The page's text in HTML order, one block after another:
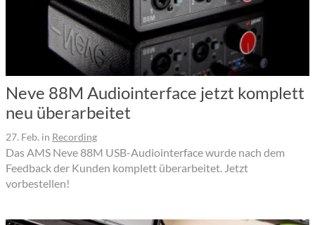
Neve 88M Audiointerface jetzt komplett
neu überarbeitet
27. Feb. in Recording
Das AMS Neve 88M USB-Audiointerface wurde nach dem
Feedback der Kunden komplett überarbeitet. Jetzt
vorbestellen!